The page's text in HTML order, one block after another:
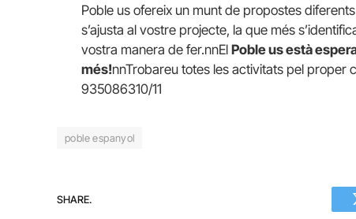
Poble us ofereix un munt de propostes
s’ajusta al vostre projecte, la que més
vostra manera de fer.nnEl Poble us està
més!nnTrobareu totes les activitats pel proper
935086310/11
poble espanyol
SHARE.